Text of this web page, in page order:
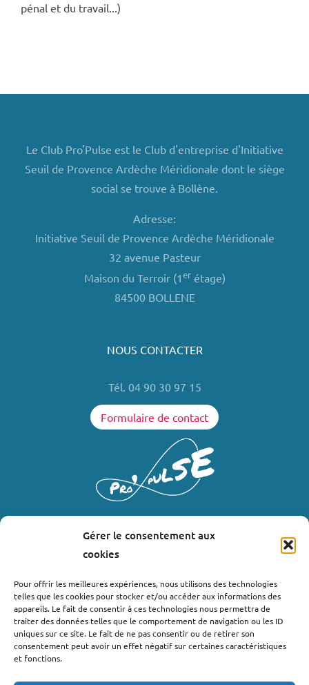
Gérer le consentement aux
cookies
Pour offrir les meilleures expériences, nous utilisons des technologies
telles que les cookies pour stocker et/ou accéder aux informations des
appareils. Le fait de consentir à ces technologies nous permettra de
traiter des données telles que le comportement de navigation ou les ID
uniques sur ce site. Le fait de ne pas consentir ou de retirer son
consentement peut avoir un effet négatif sur certaines caractéristiques
et fonctions.
pénal et du travail...)
Le Club Pro'Pulse est le Club d'entreprise d'Initiative
Seuil de Provence Ardèche Méridionale dont le siège
social se trouve à Bollène.
Adresse:
Initiative Seuil de Provence Ardèche Méridionale
32 avenue Pasteur
Maison du Terroir (1erétage)
84500 BOLLENE
NOUS CONTACTER
Tél. 04 90 30 97 15
Formulaire de contact
Où nous trouver ?
Bollène
Nyons
Valréas
Lachapelle-sous-Aubenas